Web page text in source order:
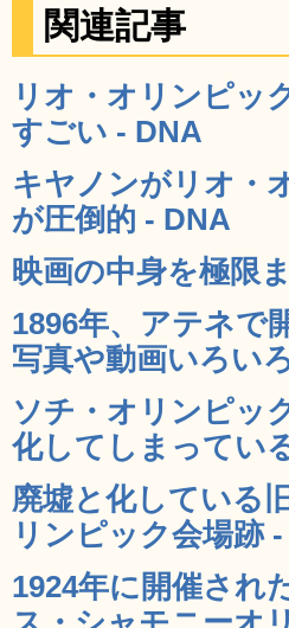
関連記事
リオ・オリンピッ
すごい - DNA
キヤノンがリオ・
が圧倒的 - DNA
映画の中身を極限
1896年、アテネで
写真や動画いろい
ソチ・オリンピッ
化してしまってい
廃墟と化している
リンピック会場跡
1924年に開催され